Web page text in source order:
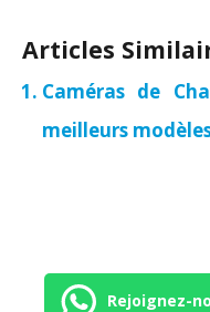
Articles
Caméras de
meilleurs
Rejoignez-